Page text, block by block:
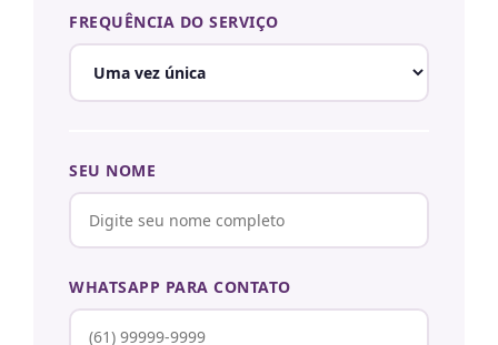
FREQUÊNCIA DO SERVIÇO
SEU NOME
WHATSAPP PARA CONTATO